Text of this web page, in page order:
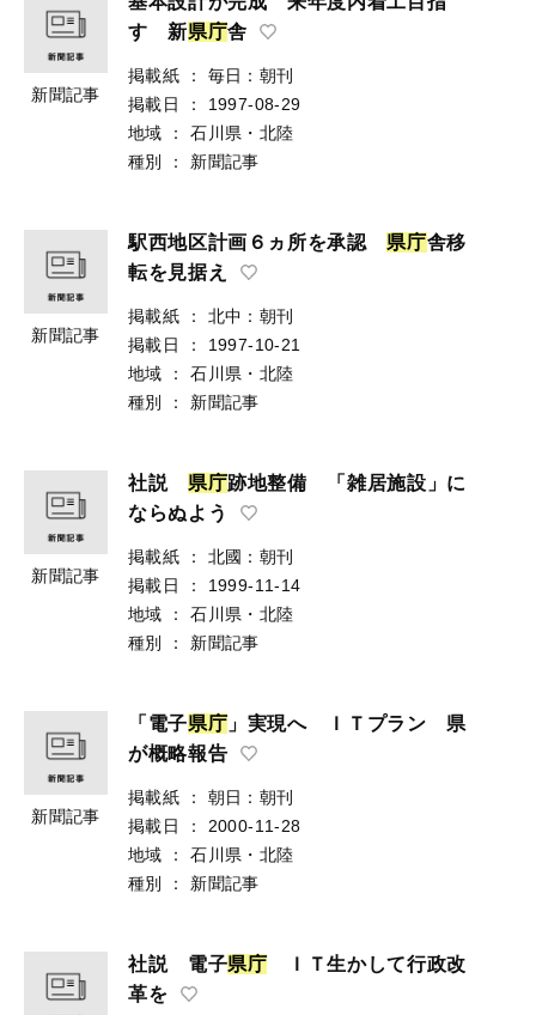
新聞記事
す 新県庁舎
掲載紙 ：
毎日：朝刊
掲載日
：
1997-08-29
地域
：
石川県・北陸
種別
： 新聞記事
新聞記事
駅西地区計画６ヵ所を承認 県庁舎移
転を見据え
掲載紙 ：
北中：朝刊
掲載日
：
1997-10-21
地域
：
石川県・北陸
種別
： 新聞記事
新聞記事
社説 県庁跡地整備 「雑居施設」に
ならぬよう
掲載紙 ：
北國：朝刊
掲載日
：
1999-11-14
地域
：
石川県・北陸
種別
： 新聞記事
新聞記事
「電子県庁 」実現へ ＩＴプラン 県
が概略報告
掲載紙 ：
朝日：朝刊
掲載日
：
2000-11-28
地域
：
石川県・北陸
種別
： 新聞記事
社説 電子県庁 ＩＴ生かして行政改
革を